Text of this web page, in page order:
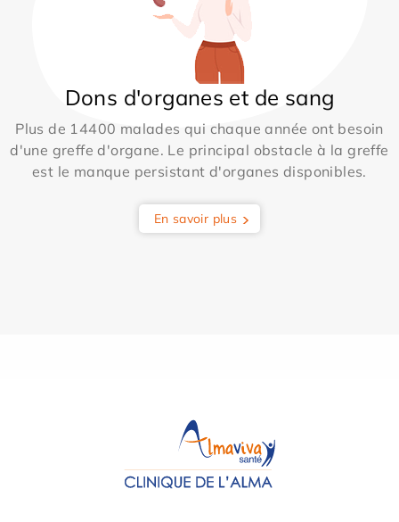
Dons d'organes et de sang
Plus de 14400 malades qui chaque année ont besoin
d'une greffe d'organe. Le principal obstacle à la greffe
est le manque persistant d'organes disponibles.
En savoir plus